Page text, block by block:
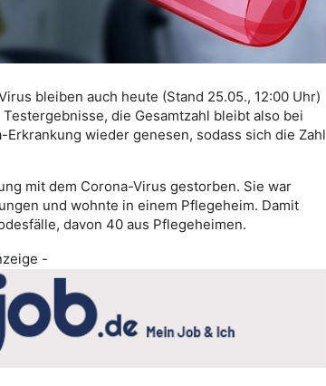
bleiben auch heute (Stand 25.05., 12:00 Uhr)
die Gesamtzahl bleibt also bei
wieder genesen, sodass sich die Zahl
mit dem Corona-Virus gestorben. Sie war
und wohnte in einem Pflegeheim. Damit
davon 40 aus Pflegeheimen.
-